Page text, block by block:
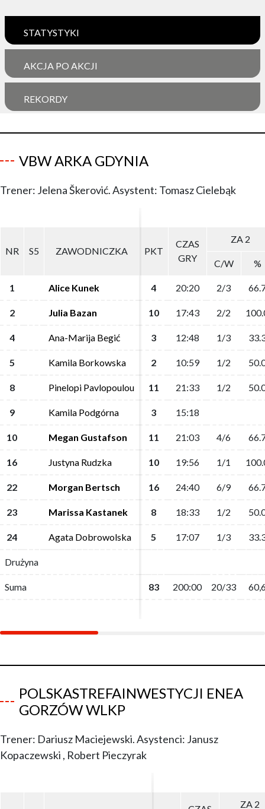
STATYSTYKI
AKCJA PO AKCJI
REKORDY
VBW ARKA GDYNIA
Trener: Jelena Škerović. Asystent: Tomasz Cielebąk
NR S5 ZAWODNICZKA PKT
CZAS
GRY
ZA 2
C/W %
1 Alice Kunek 4 20:20 2/3
2 Julia Bazan 10 17:43 2/2
4 Ana-Marija Begić 3 12:48 1/3
5 Kamila Borkowska 2 10:59 1/2
8 Pinelopi Pavlopoulou 11 21:33 1/2
9 Kamila Podgórna 3 15:18
10 Megan Gustafson 11 21:03 4/6
16 Justyna Rudzka 10 19:56 1/1
22 Morgan Bertsch 16 24:40 6/9
23 Marissa Kastanek 8 18:33 1/2
24 Agata Dobrowolska 5 17:07 1/3
Drużyna
Suma 83 200:00 20/33
NR S5 ZAWODNICZKA PKT
CZAS
GRY
ZA 2
C/W %
1 Alice Kunek 4 20:20 2/3
2 Julia Bazan 10 17:43 2/2
4 Ana-Marija Begić 3 12:48 1/3
5 Kamila Borkowska 2 10:59 1/2
8 Pinelopi Pavlopoulou 11 21:33 1/2
9 Kamila Podgórna 3 15:18
10 Megan Gustafson 11 21:03 4/6
16 Justyna Rudzka 10 19:56 1/1
22 Morgan Bertsch 16 24:40 6/9
23 Marissa Kastanek 8 18:33 1/2
24 Agata Dobrowolska 5 17:07 1/3
Drużyna
Suma 83 200:00 20/33
POLSKASTREFAINWESTYCJI ENEA
GORZÓW WLKP
Trener: Dariusz Maciejewski. Asystenci: Janusz
Kopaczewski , Robert Pieczyrak
ZA 2
ZA 2